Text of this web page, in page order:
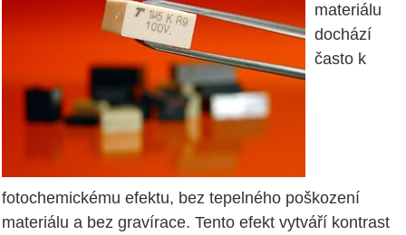
materiálu
dochází
často k
fotochemickému efektu, bez tepelného poškození
materiálu a bez gravírace. Tento efekt vytváří kontrast